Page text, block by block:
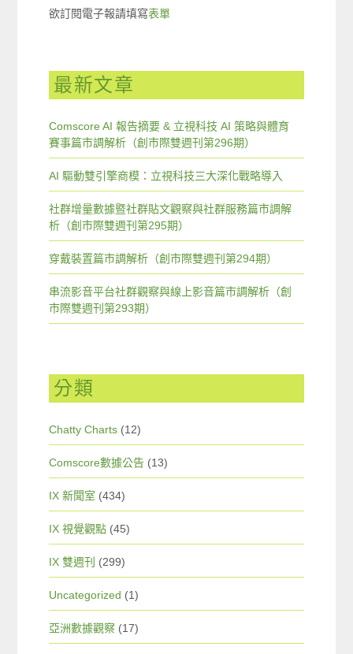
欲訂閱電子報請填寫表單
最新文章
Comscore AI 報告摘要 & 立視科技 AI 策略與體育
賽事篇市調解析（創市際雙週刊第296期）
AI 驅動雙引擎商模：立視科技三大深化戰略導入
社群增量數據暨社群貼文觀察與社群服務篇市調解
析（創市際雙週刊第295期）
穿戴裝置篇市調解析（創市際雙週刊第294期）
串流影音平台社群觀察與線上影音篇市調解析（創
市際雙週刊第293期）
分類
Chatty Charts (12)
Comscore數據公告 (13)
IX 新聞室 (434)
IX 視覺觀點 (45)
IX 雙週刊 (299)
Uncategorized (1)
亞洲數據觀察 (17)